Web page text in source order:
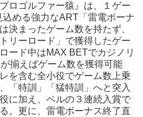
ロゴルファー猿』は、１ゲー
める強力なART「雷電ボーナ
決まったゲーム数を持たず、
リーロード」で獲得したゲー
ード中はMAX BETでカジノリ
揃えばゲーム数を獲得可能
を含む全小役でゲーム数上乗
「特訓」「猛特訓」へと突入
に加え、ベルの３連続入賞で
。更に、雷電ボーナス終了直